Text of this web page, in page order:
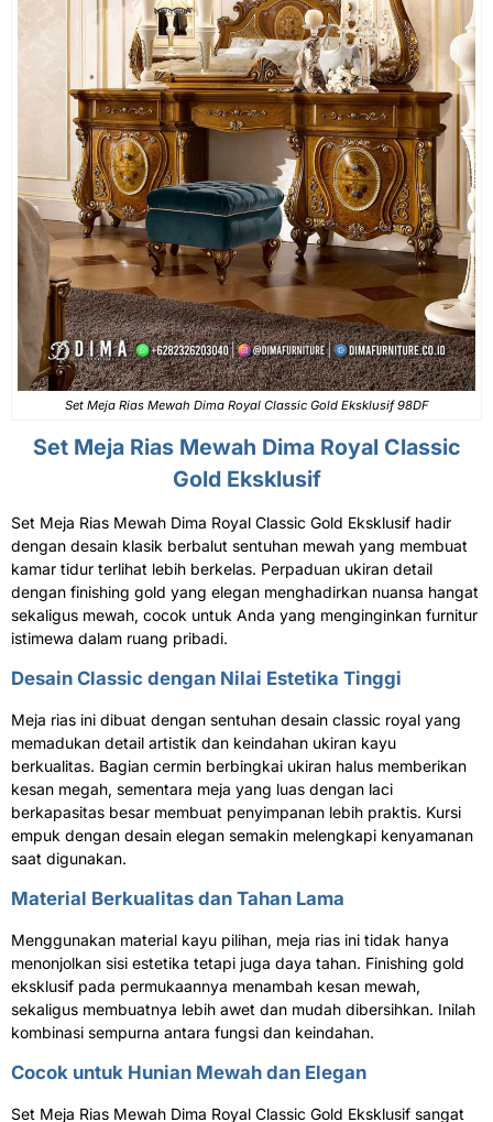
Set Meja RiasMewah Dima Royal Classic Gold Eksklusif 98DF
Set Meja RiasMewah Dima Royal Classic
Gold Eksklusif
Set Meja Rias Mewah Dima Royal Classic Gold Eksklusif hadir
dengan desain klasik berbalut sentuhan mewah yang membuat
kamar tidur terlihat lebih berkelas. Perpaduan ukiran detail
dengan finishing gold yang elegan menghadirkan nuansa hangat
sekaligus mewah, cocok untuk Anda yang menginginkan furnitur
istimewa dalam ruang pribadi.
Desain Classic dengan Nilai Estetika Tinggi
Meja rias ini dibuat dengan sentuhan desain classic royal yang
memadukan detail artistik dan keindahan ukiran kayu
berkualitas. Bagian cermin berbingkai ukiran halus memberikan
kesan megah, sementara meja yang luas dengan laci
berkapasitas besar membuat penyimpanan lebih praktis. Kursi
empuk dengan desain elegan semakin melengkapi kenyamanan
saat digunakan.
Material Berkualitas dan Tahan Lama
Menggunakan material kayu pilihan, meja rias ini tidak hanya
menonjolkan sisi estetika tetapi juga daya tahan. Finishing gold
eksklusif pada permukaannya menambah kesan mewah,
sekaligus membuatnya lebih awet dan mudah dibersihkan. Inilah
kombinasi sempurna antara fungsi dan keindahan.
Cocok untuk Hunian Mewah dan Elegan
Set Meja Rias Mewah Dima Royal Classic Gold Eksklusif sangat